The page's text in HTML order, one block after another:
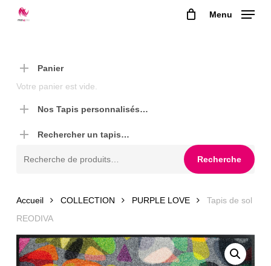
Menu
Panier
Votre panier est vide.
Nos Tapis personnalisés…
Rechercher un tapis…
Recherche
Accueil COLLECTION PURPLE LOVE
Tapis de sol
REODIVA